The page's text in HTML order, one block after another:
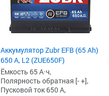
Аккумулятор Zubr EFB (65 Ah)
650 А, L2 (ZUE650F)
Ёмкость 65 А·ч,
Полярность обратная [- +],
Пусковой ток 650 А,